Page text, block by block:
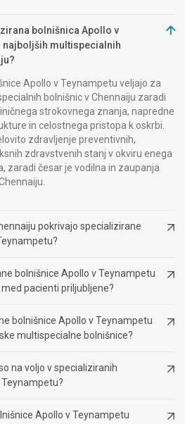
bolnišnica Apollo v
najboljših multispecialnih
Apollo v Teynampetu veljajo za
bolnišnic v Chennaiju zaradi
strokovnega znanja, napredne
in celostnega pristopa k oskrbi.
zdravljenje preventivnih,
zdravstvenih stanj v okviru enega
zaradi česar je vodilna in zaupanja
pokrivajo specializirane
bolnišnice Apollo v Teynampetu
pacienti priljubljene?
bolnišnice Apollo v Teynampetu
multispecialne bolnišnice?
na voljo v specializiranih
Apollo v Teynampetu